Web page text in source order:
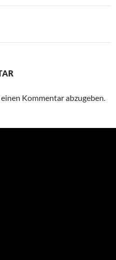
einen Kommentar abzugeben.